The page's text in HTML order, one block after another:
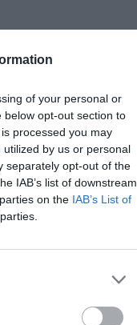
of your personal or
opt-out section to
processed you may
by us or personal
separately opt-out of the
IAB’s list of downstream
on the IAB’s List of